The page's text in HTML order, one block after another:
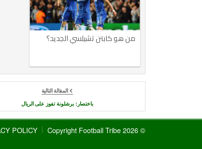
من هو كابتن تشيلسي الجديد؟
المقالة التالية
باختصار: برشلونة تفوز على الريال
© 2026 Copyright Football Tribe
POLICY